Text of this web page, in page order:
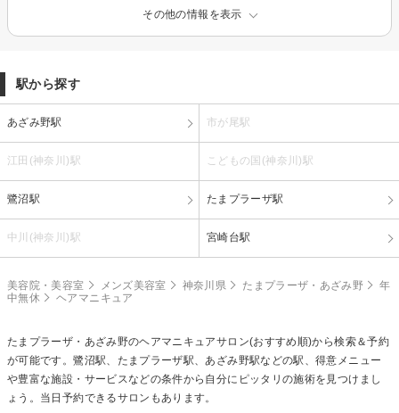
その他の情報を表示
駅から探す
あざみ野駅 市が尾駅
江田(神奈川)駅 こどもの国(神奈川)駅
鷺沼駅 たまプラーザ駅
中川(神奈川)駅 宮崎台駅
美容院・美容室 メンズ美容室 神奈川県 たまプラーザ・あざみ野
年
中無休
ヘアマニキュア
たまプラーザ・あざみ野のヘアマニキュアサロン(おすすめ順)から検索＆予約
が可能です。鷺沼駅、たまプラーザ駅、あざみ野駅などの駅、得意メニュー
や豊富な施設・サービスなどの条件から自分にピッタリの施術を見つけまし
ょう。当日予約できるサロンもあります。